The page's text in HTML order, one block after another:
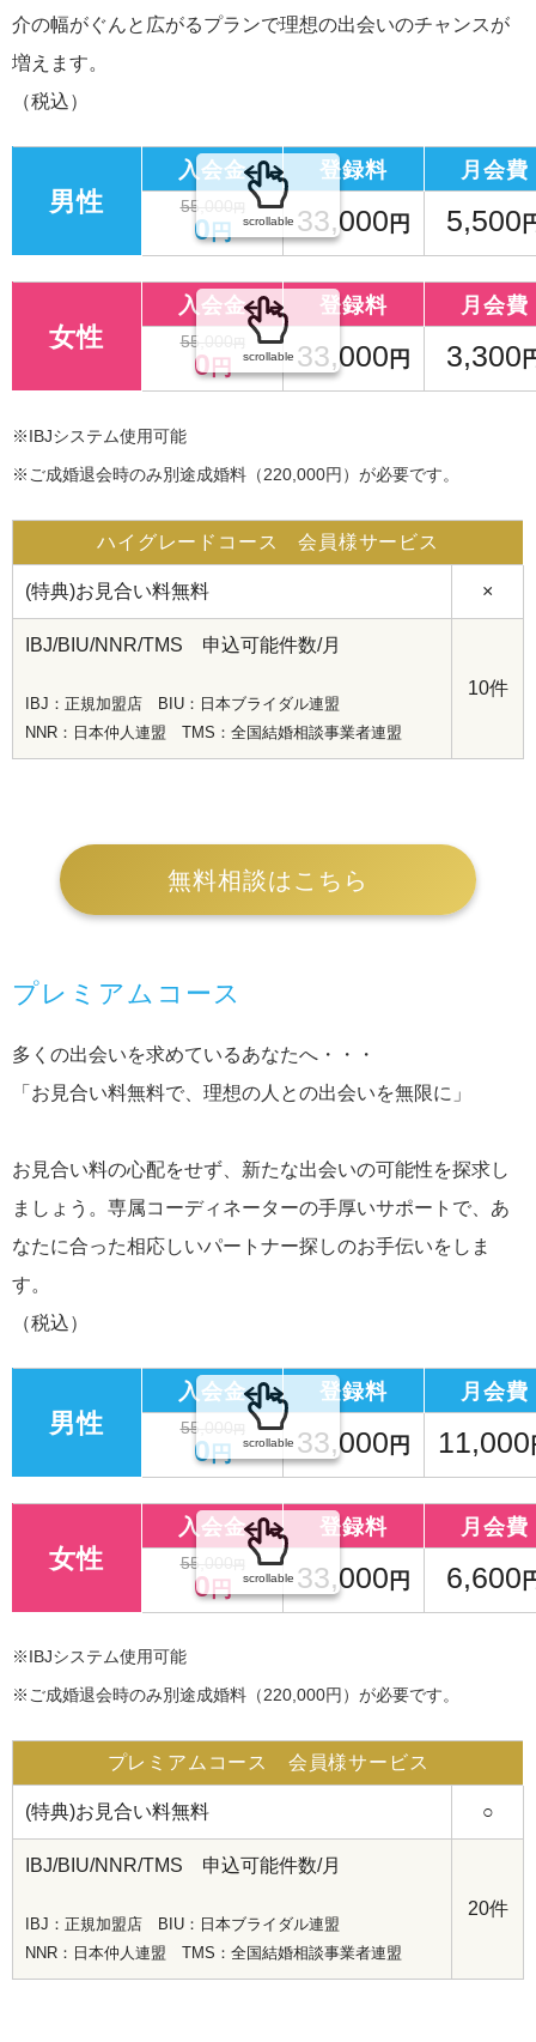
介の幅がぐんと広がるプランで理想の出会いのチャンスが
増えます。
（税込）
男性
入会金 登録料 月会費
55,000
0円 33,000 円 5,500
scrollable
女性
入会金 登録料 月会費
55,000
0円 33,000 円 3,300
scrollable
※IBJシステム使用可能
※ご成婚退会時のみ別途成婚料（220,000円）が必要です。
ハイグレードコース 会員様サービス
(特典)お見合い料無料 ×
IBJ/BIU/NNR/TMS 申込可能件数/月
IBJ：正規加盟店 BIU：日本ブライダル連盟
NNR：日本仲人連盟 TMS：全国結婚相談事業者連盟
10件
無料相談はこちら
プレミアムコース
多くの出会いを求めているあなたへ・・・
「お見合い料無料で、理想の人との出会いを無限に」
お見合い料の心配をせず、新たな出会いの可能性を探求し
ましょう。専属コーディネーターの手厚いサポートで、あ
なたに合った相応しいパートナー探しのお手伝いをしま
す。
（税込）
男性
入会金 登録料 月会費
55,000
0円 33,000 円 11,000
scrollable
女性
入会金 登録料 月会費
55,000
0円 33,000 円 6,600
scrollable
※IBJシステム使用可能
※ご成婚退会時のみ別途成婚料（220,000円）が必要です。
プレミアムコース 会員様サービス
(特典)お見合い料無料 ○
IBJ/BIU/NNR/TMS 申込可能件数/月
IBJ：正規加盟店 BIU：日本ブライダル連盟
NNR：日本仲人連盟 TMS：全国結婚相談事業者連盟
20件